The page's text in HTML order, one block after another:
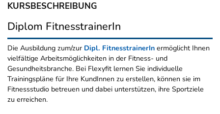
KURSBESCHREIBUNG
Diplom FitnesstrainerIn
Die Ausbildung zum/zur Dipl. FitnesstrainerIn ermöglicht Ihnen
vielfältige Arbeitsmöglichkeiten in der Fitness- und
Gesundheitsbranche. Bei Flexyfit lernen Sie individuelle
Trainingspläne für Ihre KundInnen zu erstellen, können sie im
Fitnessstudio betreuen und dabei unterstützen, ihre Sportziele
zu erreichen.